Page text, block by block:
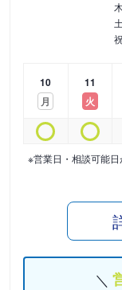
10
月
11
火
※営業日・相談可能